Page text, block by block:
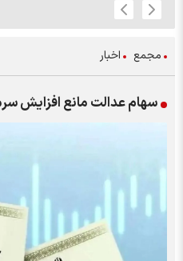
مجمع اخبار
سهام عدالت مانع افزایش